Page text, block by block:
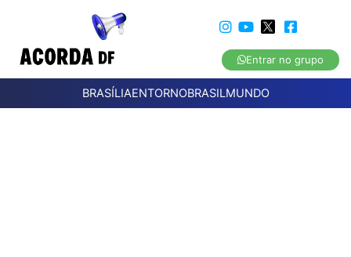
Entrar no grupo
BRASÍLIAENTORNOBRASILMUNDO